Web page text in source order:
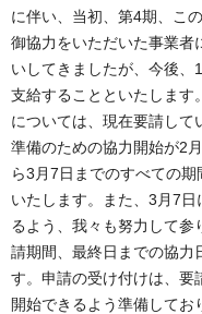
に伴い、当初、第4期、こ
御協力をいただいた事業者
いしてきましたが、今後、
支給することといたします
については、現在要請して
準備のための協力開始が2
ら3月7日までのすべての
いたします。また、3月7
るよう、我々も努力して参
請期間、最終日までの協力
す。申請の受け付けは、要
開始できるよう準備してお